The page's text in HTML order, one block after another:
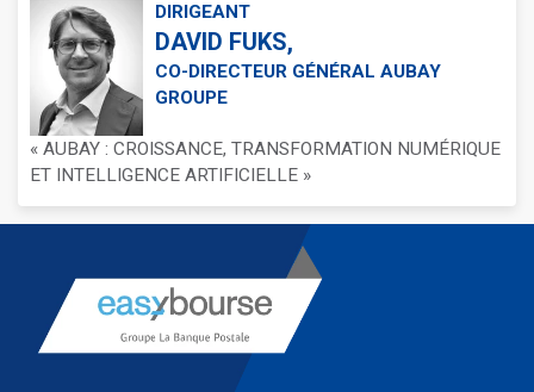
DIRIGEANT
DAVID FUKS,
CO-DIRECTEUR GÉNÉRAL AUBAY
GROUPE
« AUBAY : CROISSANCE, TRANSFORMATION NUMÉRIQUE
ET INTELLIGENCE ARTIFICIELLE »